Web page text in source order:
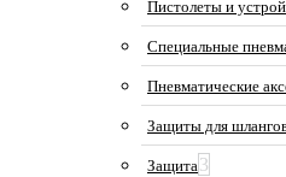
Пистолеты и
Специальные
Пневматические
Защиты для
Защита3